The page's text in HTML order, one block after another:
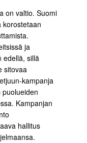
on valtio. Suomi
korostetaan
ja
edellä, sillä
sitovaa
kampanja
Kampanjan
hallitus